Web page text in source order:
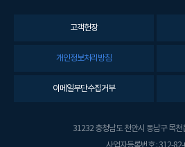
고객헌장
개인정보처리방침
이메일무단수집거부
31232 충청남도 천안시 동남구 목천